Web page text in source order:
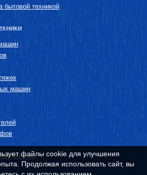
бытовой техникой
машин
техникифайлы cookie для улучшения
Продолжая использовать сайт, вы